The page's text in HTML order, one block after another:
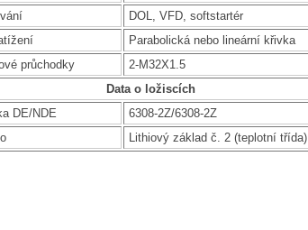
DOL, VFD, softstartér
Parabolická nebo lineární křivka
průchodky
2-M32X1.5
Data o ložiscích
DE/NDE
6308-2Z/6308-2Z
Lithiový základ č. 2 (teplotní třída)